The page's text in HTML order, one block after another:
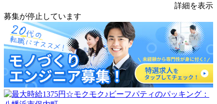
詳細を表示
募集が停止しています